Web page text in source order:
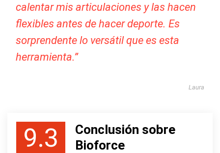
calentar mis articulaciones y las hacen
flexibles antes de hacer deporte. Es
sorprendente lo versátil que es esta
herramienta.”
Laura
9.3
Conclusión sobre
Bioforce